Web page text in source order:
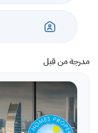
مدرجة من قبل